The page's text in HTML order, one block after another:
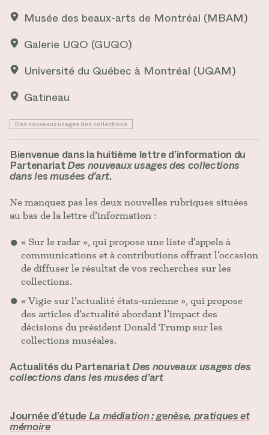
Musée des beaux-arts de Montréal (MBAM)
Galerie UQO (GUQO)
Université du Québec à Montréal (UQAM)
Gatineau
Des nouveaux usages des collections
Bienvenue dans la huitième lettre d’information du
PartenariatDes nouveaux usages des collections
dans les musées d’art.
Ne manquez pas les deux nouvelles rubriques situées
au bas de la lettre d’information :
« Sur le radar », qui propose une liste d’appels à
communications et à contributions offrant l’occasion
de diffuser le résultat de vos recherches sur les
collections.
« Vigie sur l’actualité états-unienne », qui propose
des articles d’actualité abordant l’impact des
décisions du président Donald Trump sur les
collections muséales.
Actualités du PartenariatDes nouveaux usages des
collections dans les musées d’art
Journée d’étudeLa médiation : genèse, pratiques et
mémoire